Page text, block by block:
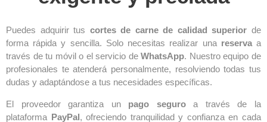
Puedes adquirir tus cortes de carne de calidad superior de
forma rápida y sencilla. Solo necesitas realizar una reservaa
través de tu móvil o el servicio deWhatsApp. Nuestro equipo de
profesionales te atenderá personalmente, resolviendo todas tus
dudas y adaptándose a tus necesidades específicas.
El proveedor garantiza un pago seguroa través de la
plataforma PayPal, ofreciendo tranquilidad y confianza en cada